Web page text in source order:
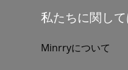
私たちに関して
Minrryについて